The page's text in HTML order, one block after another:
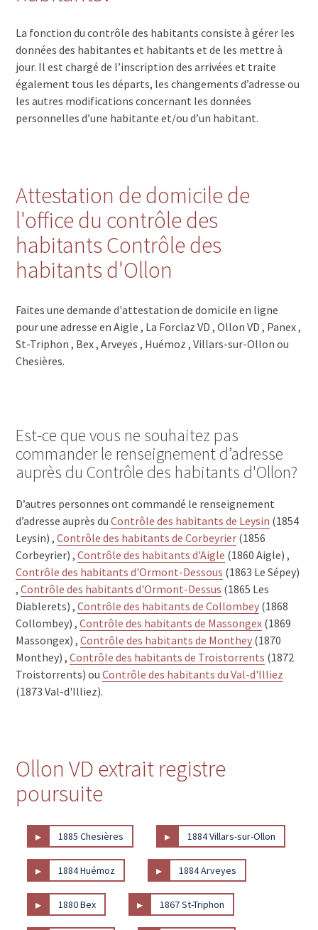
La fonction du contrôle des habitants consiste à gérer les
données des habitantes et habitants et de les mettre à
jour. Il est chargé de l’inscription des arrivées et traite
également tous les départs, les changements d’adresse ou
les autres modifications concernant les données
personnelles d’une habitante et/ou d’un habitant.
Attestation de domicile de
l'office du contrôle des
habitants Contrôle des
habitants d'Ollon
Faites une demande d'attestation de domicile en ligne
pour une adresse en Aigle , La Forclaz VD , Ollon VD , Panex ,
St-Triphon , Bex , Arveyes , Huémoz , Villars-sur-Ollon ou
Chesières.
Est-ce que vous ne souhaitez pas
commander le renseignement d’adresse
auprès du Contrôle des habitants d'Ollon?
D’autres personnes ont commandé le renseignement
d’adresse auprès duContrôle des habitants de Leysin (1854
Leysin) ,Contrôle des habitants de Corbeyrier (1856
Corbeyrier) ,Contrôle des habitants d'Aigle (1860 Aigle) ,
Contrôle des habitants d'Ormont-Dessous (1863 Le Sépey)
,Contrôle des habitants d'Ormont-Dessus (1865 Les
Diablerets) ,Contrôle des habitants de Collombey (1868
Collombey) ,Contrôle des habitants de Massongex (1869
Massongex) ,Contrôle des habitants de Monthey (1870
Monthey) ,Contrôle des habitants de Troistorrents (1872
Troistorrents) ouContrôle des habitants du Val-d'Illiez
(1873 Val-d'Illiez).
Ollon VD extrait registre
poursuite
▸ 1885 Chesières ▸ 1884 Villars-sur-Ollon
▸ 1884 Huémoz ▸ 1884 Arveyes
▸ 1880 Bex ▸ 1867 St-Triphon